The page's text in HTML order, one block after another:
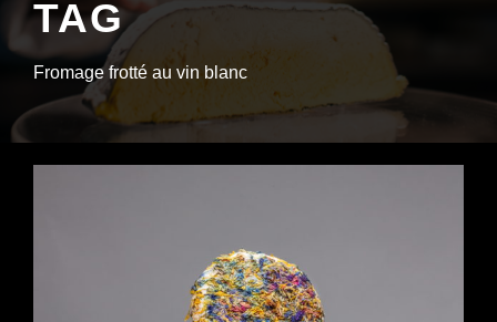
TAG
Fromage frotté au vin blanc